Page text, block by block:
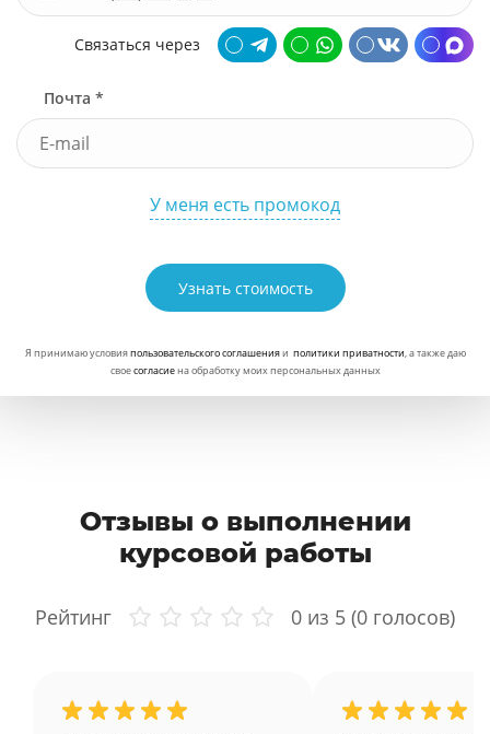
Связаться через
Почта *
У меня есть промокод
Узнать стоимость
Я принимаю условияпользовательского соглашенияи политики приватности, а также даю
своесогласиена обработку моих персональных данных
Отзывы о выполнении
курсовой работы
Рейтинг 0 из 5 (0 голосов)